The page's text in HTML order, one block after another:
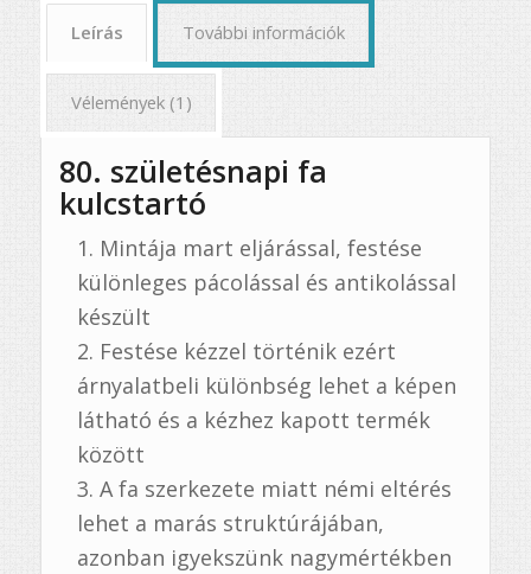
Leírás További információk
Vélemények (1)
80. születésnapi fa
kulcstartó
Mintája mart eljárással, festése
különleges pácolással és antikolással
készült
Festése kézzel történik ezért
árnyalatbeli különbség lehet a képen
látható és a kézhez kapott termék
között
A fa szerkezete miatt némi eltérés
lehet a marás struktúrájában,
azonban igyekszünk nagymértékben